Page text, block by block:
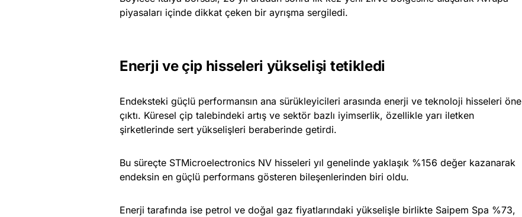
piyasaları içinde dikkat çeken bir ayrışma sergiledi.
Enerji ve çip hisseleri yükselişi tetikledi
Endeksteki güçlü performansın ana sürükleyicileri arasında enerji ve teknoloji hisseleri öne
çıktı. Küresel çip talebindeki artış ve sektör bazlı iyimserlik, özellikle yarı iletken
şirketlerinde sert yükselişleri beraberinde getirdi.
Bu süreçte STMicroelectronics NV hisseleri yıl genelinde yaklaşık %156 değer kazanarak
endeksin en güçlü performans gösteren bileşenlerinden biri oldu.
Enerji tarafında ise petrol ve doğal gaz fiyatlarındaki yükselişle birlikte Saipem Spa %73,